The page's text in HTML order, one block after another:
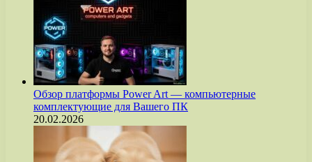
Обзор платформы Power Art — компьютерные
комплектующие для Вашего ПК
20.02.2026